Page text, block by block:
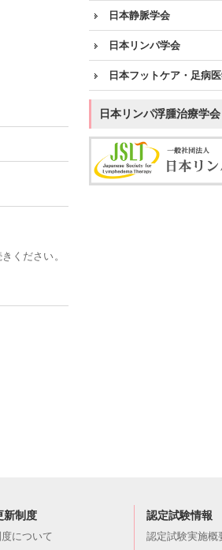
ください。
日本静脈学会
日本リンパ学会
日本フットケア・足病
日本リンパ浮腫治療学会
新制度
について
認定試験情報
認定試験実施概